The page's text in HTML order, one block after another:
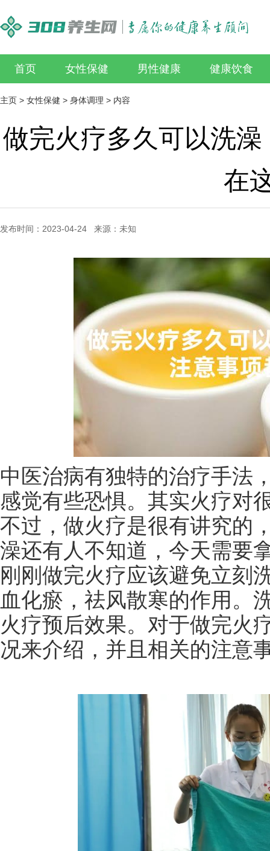
首页 女性保健 男性健康 健康饮食
主页 > 女性保健 > 身体调理 > 内容
做完火疗多久可以洗
在
发布时间：2023-04-24 来源：未知
中医治病有独特的治疗手法
感觉有些恐惧。其实火疗对
不过，做火疗是很有讲究的
澡还有人不知道，今天需要
刚刚做完火疗应该避免立刻
血化瘀，祛风散寒的作用。
火疗预后效果。对于做完火
况来介绍，并且相关的注意